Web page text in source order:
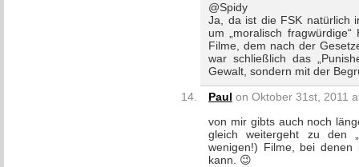
@Spidy
Ja, da ist die FSK natürlich
um „moralisch
Filme, dem nach der
war schließlich das
Gewalt, sondern mit der
Paul on Oktober 31st, 2011
von mir gibts auch noch
gleich weitergeht zu den
wenigen!) Filme, bei denen
kann. 😉